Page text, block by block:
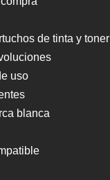
de tinta y toner
uso
blanca